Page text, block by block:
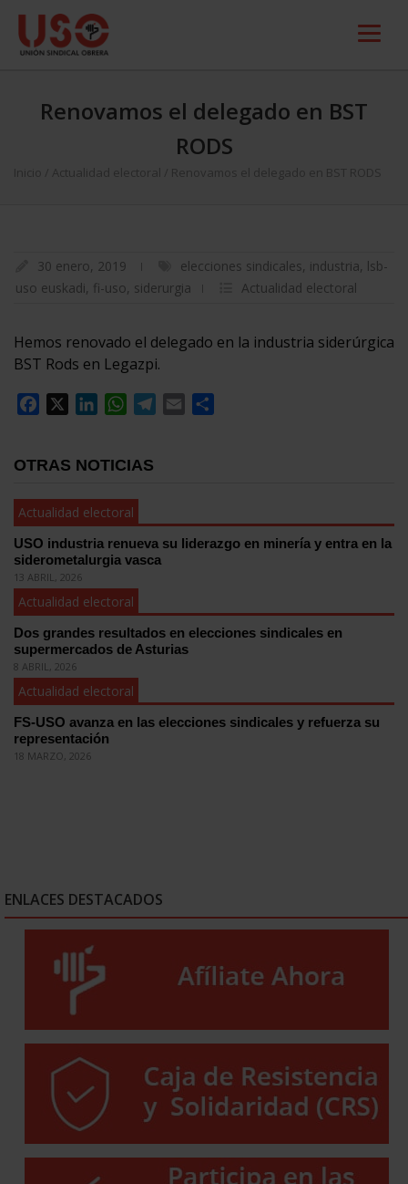
Renovamos el delegado en BST
RODS
Inicio Actualidad electoral Renovamos el delegado en BST RODS
30 enero, 2019 elecciones sindicales, industria, lsb-
uso euskadi, fi-uso, siderurgia Actualidad electoral
Hemos renovado el delegado en la industria siderúrgica
BST Rods en Legazpi.
Facebook
LinkedInWhatsApp
Telegram
Email
OTRAS NOTICIAS
Actualidad electoral
USO industria renueva su liderazgo en minería y entra en la
siderometalurgia vasca
13 ABRIL, 2026
Actualidad electoral
Dos grandes resultados en elecciones sindicales en
supermercados de Asturias
8 ABRIL, 2026
Actualidad electoral
FS-USO avanza en las elecciones sindicales y refuerza su
representación
18 MARZO, 2026
ENLACES DESTACADOS